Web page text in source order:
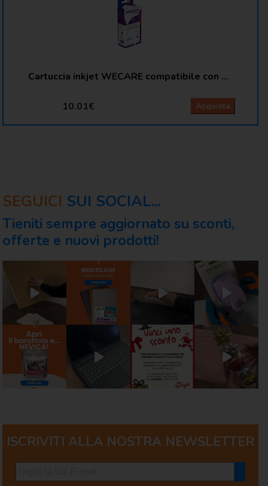
Cartuccia inkjet WECARE compatibile con HP C8767EE - nero K20119W4
10.01€ Acquista
SEGUICI SUI SOCIAL...
Tieniti sempre aggiornato su sconti,
offerte e nuovi prodotti!
ISCRIVITI ALLA NOSTRA NEWSLETTER